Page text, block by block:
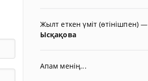
Жылт еткен үміт (өтінішпен)—
Ысқақова
Апам менің...